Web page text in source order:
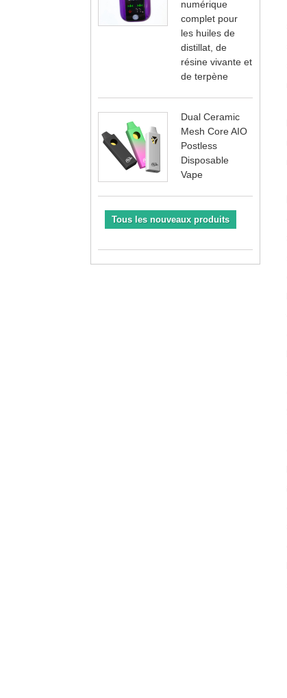
numérique
complet pour
les huiles de
distillat, de
résine vivante et
de terpène
Dual Ceramic
Mesh Core AIO
Postless
Disposable
Vape
Tous les nouveaux produits